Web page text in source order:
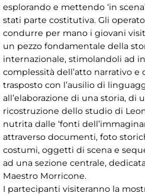
esplorando e mettendo ‘in
stati parte costitutiva. Gli
condurre per mano i giovani
un pezzo fondamentale della
internazionale, stimolandoli ad
complessità dell’atto narrativo e
trasposto con l’ausilio di
all’elaborazione di una storia, di
ricostruzione dello studio di
nutrita dalle ‘fonti
attraverso documenti, foto
costumi, oggetti di scena e
ad una sezione centrale,
Maestro Morricone.
I partecipanti visiteranno la